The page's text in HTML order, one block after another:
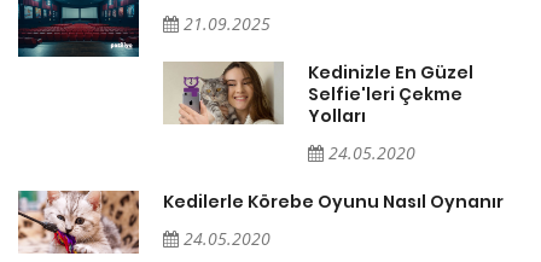
21.09.2025
Kedinizle En Güzel
Selfie'leri Çekme
Yolları
24.05.2020
Kedilerle Körebe Oyunu Nasıl Oynanır
24.05.2020